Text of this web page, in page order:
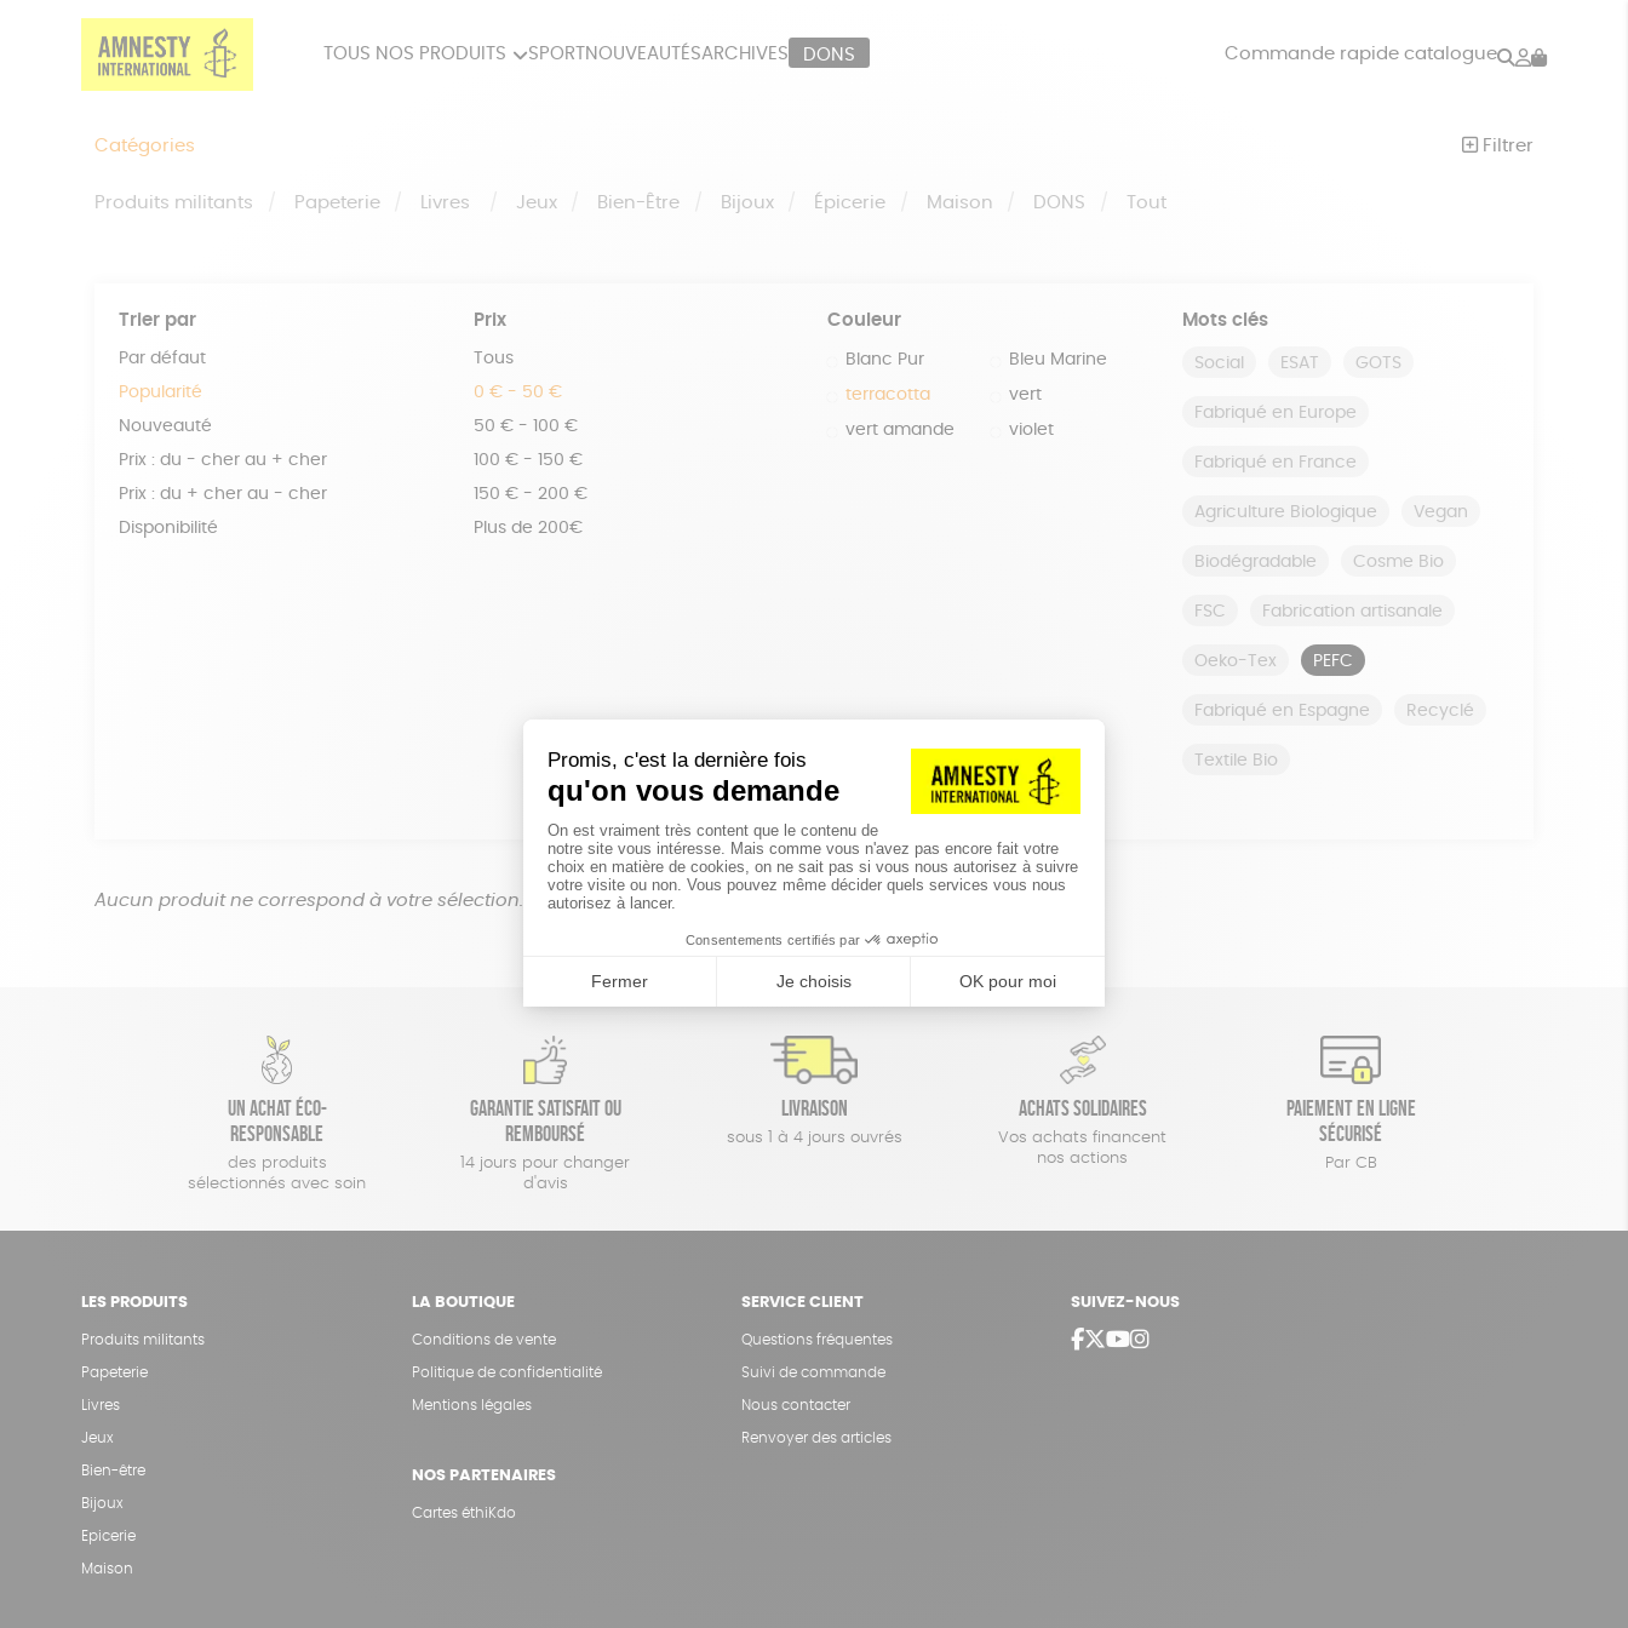
TOUS NOS PRODUITS SPORT NOUVEAUTÉSARCHIVES DONS Commande rapide catalogue Rechercher
Mon
Catégories Filtrer
Produits militants Papeterie Livres Jeux Bien-Être Bijoux Épicerie Maison DONS Tout
Trier par
Par défaut
Popularité
Nouveauté
Prix : du - cher au + cher
Prix : du + cher au - cher
Disponibilité
Prix
Tous
0 € - 50 €
50 € - 100 €
100 € - 150 €
150 € - 200 €
Plus de 200€
Couleur
Blanc Pur Bleu Marine
terracotta vert
vert amande violet
Mots clés
Social ESAT GOTS
Fabriqué en Europe
Fabriqué en France
Agriculture Biologique Vegan
Biodégradable Cosme Bio
FSC Fabrication artisanale
Oeko-Tex PEFC
Fabriqué en Espagne Recyclé
Textile Bio
réinitialiser les filtres
Aucun produit ne correspond à votre sélection.
Un achat éco-
responsable
des produits
sélectionnés avec soin
Garantie satisfait ou
remboursé
14 jours pour changer
d'avis
Livraison
sous 1 à 4 jours ouvrés
Achats solidaires
Vos achats financent
nos actions
Paiement en ligne
sécurisé
Par CB
LES PRODUITS
Produits militants
Papeterie
Livres
Jeux
Bien-être
Bijoux
Epicerie
Maison
LA BOUTIQUE
Conditions de vente
Politique de confidentialité
Mentions légales
NOS PARTENAIRES
Cartes éthiKdo
SERVICE CLIENT
Questions fréquentes
Suivi de commande
Nous contacter
Renvoyer des articles
SUIVEZ-NOUS